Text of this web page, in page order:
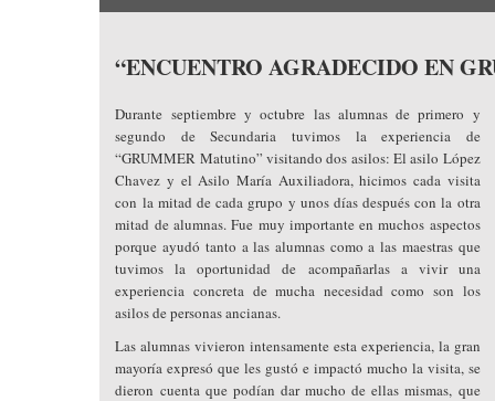
“ENCUENTRO AGRADECIDO EN
Durante septiembre y octubre las alumnas de primero y
segundo de Secundaria tuvimos la experiencia de
“GRUMMER Matutino” visitando dos asilos: El asilo López
Chavez y el Asilo María Auxiliadora, hicimos cada visita
con la mitad de cada grupo y unos días después con la otra
mitad de alumnas. Fue muy importante en muchos aspectos
porque ayudó tanto a las alumnas como a las maestras que
tuvimos la oportunidad de acompañarlas a vivir una
experiencia concreta de mucha necesidad como son los
asilos de personas ancianas.
Las alumnas vivieron intensamente esta experiencia, la gran
mayoría expresó que les gustó e impactó mucho la visita, se
dieron cuenta que podían dar mucho de ellas mismas, que